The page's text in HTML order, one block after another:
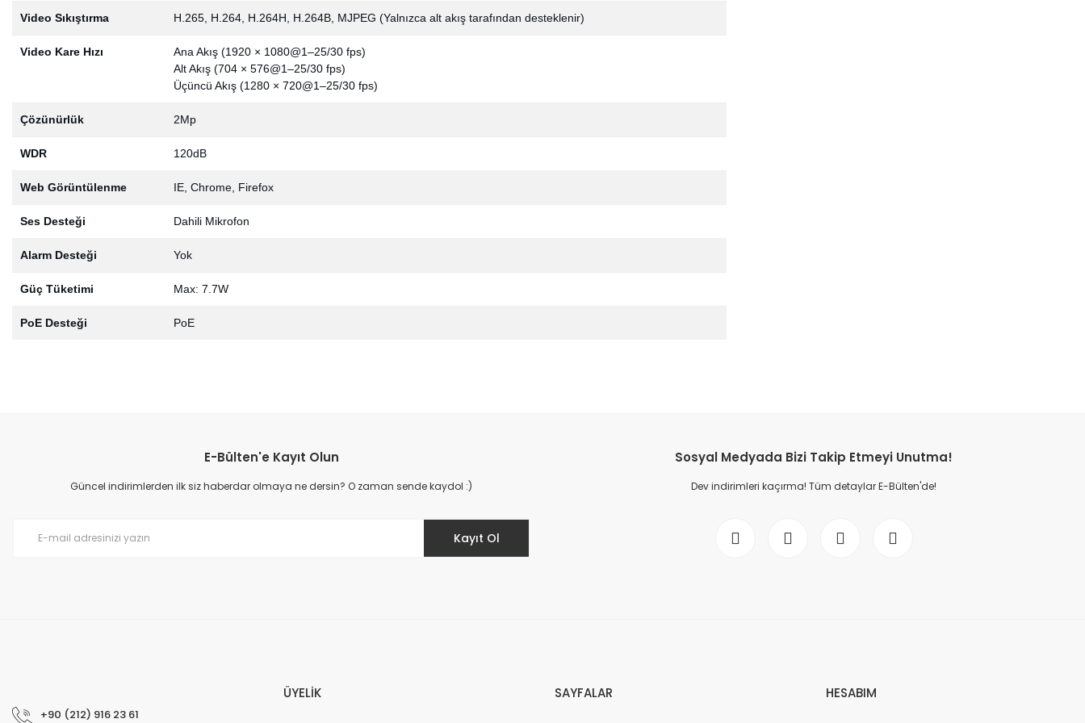
Video Sıkıştırma H.265, H.264, H.264H, H.264B, MJPEG (Yalnızca alt akış tarafından desteklenir)
Video Kare Hızı
Ana Akış (1920 × 1080@1–25/30 fps)
Alt Akış (704 × 576@1–25/30 fps)
Üçüncü Akış (1280 × 720@1–25/30 fps)
Çözünürlük 2Mp
WDR 120dB
Web Görüntülenme IE, Chrome, Firefox
Ses Desteği Dahili Mikrofon
Alarm Desteği Yok
Güç Tüketimi Max: 7.7W
PoE Desteği PoE
Ürün resmi kalitesiz, bozuk veya görüntülenemiyor.
Ürün açıklamasında eksik bilgiler bulunuyor.
E-Bülten'e Kayıt Olun
Güncel indirimlerden ilk siz haberdar olmaya ne dersin? O zaman sende kaydol :)
Kayıt Ol
Sosyal Medyada Bizi Takip Etmeyi Unutma!
Dev indirimleri kaçırma! Tüm detaylar E-Bülten'de!
+90 (212) 916 23 61
ÜYELİK SAYFALAR HESABIM